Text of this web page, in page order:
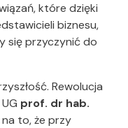
które dzięki
biznesu,
się przyczynić do
Rewolucja
prof. dr hab.
na to, że przy